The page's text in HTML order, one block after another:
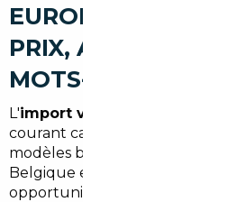
EUROPE
PRIX, AVANTAGES.
MOTS-CLÉS)
L'import voiture Allemagne
courant car l'Allemagne
modèles bien équipés à des
Belgique et d'autres pays
opportunités selon les modèles